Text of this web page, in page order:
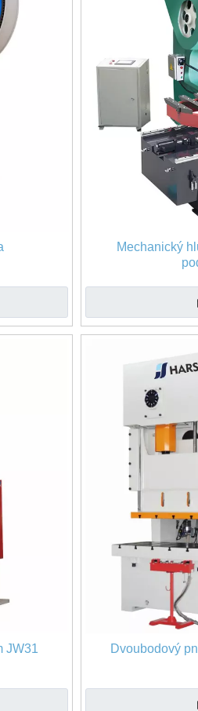
Mechanický
JW31 Dvoubodový